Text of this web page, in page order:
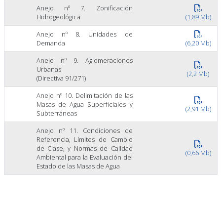
Anejo nº 7. Zonificación
Hidrogeológica
(1,89 Mb)
Anejo nº 8. Unidades de
Demanda
(6,20 Mb)
Anejo nº 9. Aglomeraciones
Urbanas
(Directiva 91/271)
(2,2 Mb)
Anejo nº 10. Delimitación de las
Masas de Agua Superficiales y
Subterráneas
(2,91 Mb)
Anejo nº 11. Condiciones de
Referencia, Límites de Cambio
de Clase, y Normas de Calidad
Ambiental para la Evaluación del
Estado de las Masas de Agua
(0,66 Mb)